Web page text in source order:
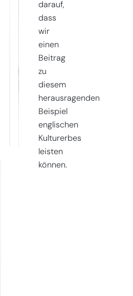
darauf,
dass
wir
einen
Beitrag
zu
diesem
herausragenden
Beispiel
englischen
Kulturerbes
leisten
können.